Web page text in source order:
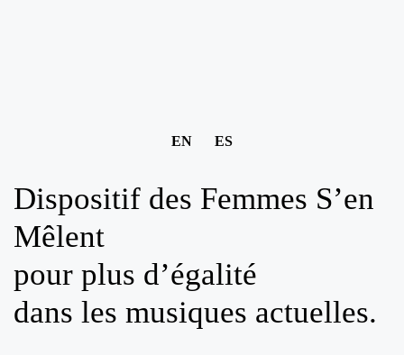
EN ES
Dispositif des Femmes S’en
Mêlent
pour plus d’égalité
dans les musiques actuelles.